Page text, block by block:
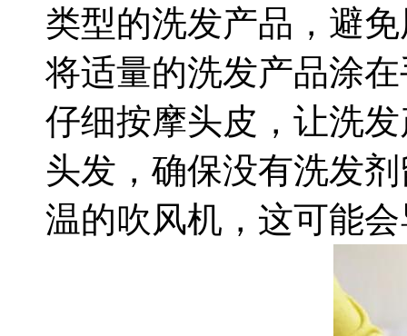
类型的洗发产品，避
将适量的洗发产品涂
仔细按摩头皮，让洗
头发，确保没有洗发
温的吹风机，这可能